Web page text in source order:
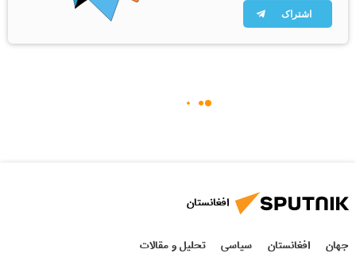
اشتراک
افغانستان
جهان افغانستان سیاسی تحلیل و مقالات